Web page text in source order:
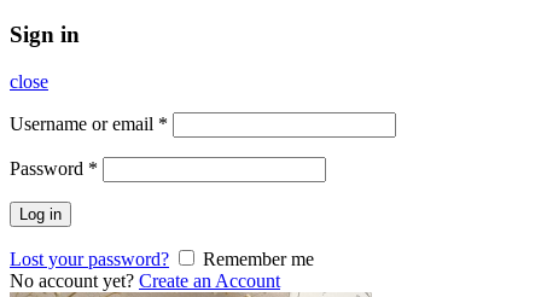
Sign in
close
Username or email *
Password *
Log in
Lost your password?
Remember me
No account yet? Create an Account